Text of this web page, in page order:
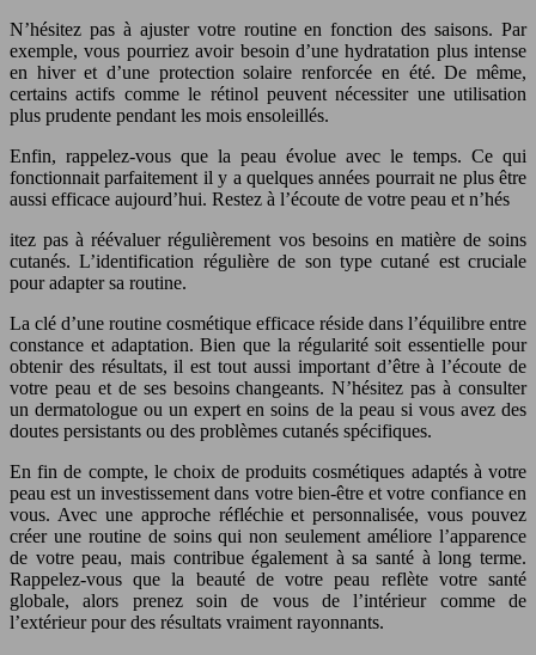
N’hésitez pas à ajuster votre routine en fonction des saisons. Par
exemple, vous pourriez avoir besoin d’une hydratation plus intense
en hiver et d’une protection solaire renforcée en été. De même,
certains actifs comme le rétinol peuvent nécessiter une utilisation
plus prudente pendant les mois ensoleillés.
Enfin, rappelez-vous que la peau évolue avec le temps. Ce qui
fonctionnait parfaitement il y a quelques années pourrait ne plus être
aussi efficace aujourd’hui. Restez à l’écoute de votre peau et n’hés
itez pas à réévaluer régulièrement vos besoins en matière de soins
cutanés. L’identification régulière de son type cutané est cruciale
pour adapter sa routine.
La clé d’une routine cosmétique efficace réside dans l’équilibre entre
constance et adaptation. Bien que la régularité soit essentielle pour
obtenir des résultats, il est tout aussi important d’être à l’écoute de
votre peau et de ses besoins changeants. N’hésitez pas à consulter
un dermatologue ou un expert en soins de la peau si vous avez des
doutes persistants ou des problèmes cutanés spécifiques.
En fin de compte, le choix de produits cosmétiques adaptés à votre
peau est un investissement dans votre bien-être et votre confiance en
vous. Avec une approche réfléchie et personnalisée, vous pouvez
créer une routine de soins qui non seulement améliore l’apparence
de votre peau, mais contribue également à sa santé à long terme.
Rappelez-vous que la beauté de votre peau reflète votre santé
globale, alors prenez soin de vous de l’intérieur comme de
l’extérieur pour des résultats vraiment rayonnants.